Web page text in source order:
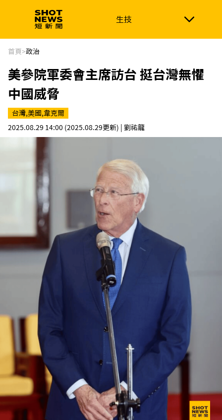
生技
生技 政治
新南向 體育
首頁>政治
美參院軍委會主席訪台 挺台灣無懼
中國威脅
台灣,美國,韋克爾
2025.08.29 14:00 (2025.08.29更新) | 劉祐龍